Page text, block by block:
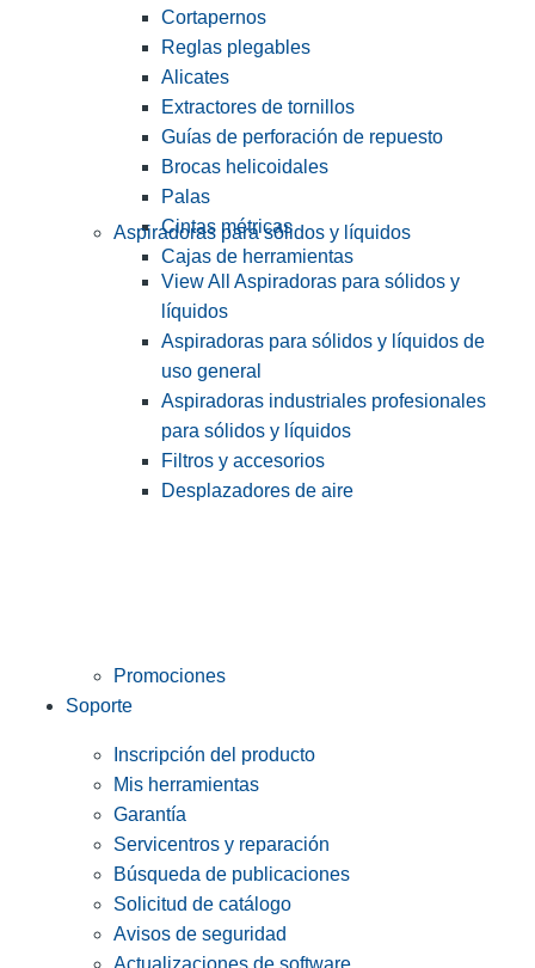
Cortapernos
Reglas plegables
Alicates
Extractores de tornillos
Guías de perforación de repuesto
Brocas helicoidales
Palas
Cintas métricas
Cajas de herramientas
Aspiradoras para sólidos y líquidos
View All Aspiradoras para sólidos y
líquidos
Aspiradoras para sólidos y líquidos de
uso general
Aspiradoras industriales profesionales
para sólidos y líquidos
Filtros y accesorios
Desplazadores de aire
Promociones
Soporte
Inscripción del producto
Mis herramientas
Garantía
Servicentros y reparación
Búsqueda de publicaciones
Solicitud de catálogo
Avisos de seguridad